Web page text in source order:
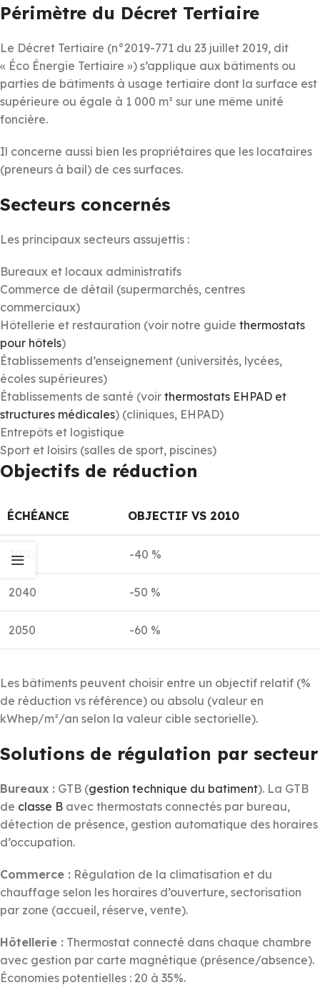
Périmètre du Décret Tertiaire
Le Décret Tertiaire (n°2019-771 du 23 juillet 2019, dit
« Éco Énergie Tertiaire ») s’applique aux bâtiments ou
parties de bâtiments à usage tertiaire dont la surface est
supérieure ou égale à 1 000 m² sur une même unité
foncière.
Il concerne aussi bien les propriétaires que les locataires
(preneurs à bail) de ces surfaces.
Secteurs concernés
Les principaux secteurs assujettis :
Bureaux et locaux administratifs
Commerce de détail (supermarchés, centres
commerciaux)
Hôtellerie et restauration (voir notre guide thermostats
pour hôtels)
Établissements d’enseignement (universités, lycées,
écoles supérieures)
Établissements de santé (voir thermostats EHPAD et
structures médicales) (cliniques, EHPAD)
Entrepôts et logistique
Sport et loisirs (salles de sport, piscines)
Objectifs de réduction
ÉCHÉANCE OBJECTIF VS 2010
2030 -40 %
2040 -50 %
2050 -60 %
Les bâtiments peuvent choisir entre un objectif relatif (%
de réduction vs référence) ou absolu (valeur en
kWhep/m²/an selon la valeur cible sectorielle).
Solutions de régulation par secteur
Bureaux : GTB (gestion technique du batiment). La GTB
de classe B avec thermostats connectés par bureau,
détection de présence, gestion automatique des horaires
d’occupation.
Commerce : Régulation de la climatisation et du
chauffage selon les horaires d’ouverture, sectorisation
par zone (accueil, réserve, vente).
Hôtellerie : Thermostat connecté dans chaque chambre
avec gestion par carte magnétique (présence/absence).
Économies potentielles : 20 à 35%.